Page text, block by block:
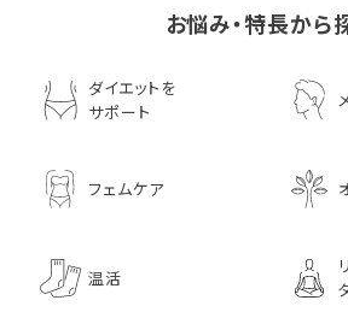
お悩み・特長から
ダイエットを
サポート
フェムケア
温活